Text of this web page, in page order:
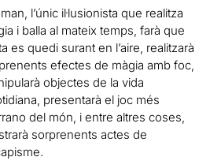
l’únic il·lusionista que realitza
i balla al mateix temps, farà que
es quedi surant en l’aire, realitzarà
efectes de màgia amb foc,
objectes de la vida
presentarà el joc més
del món, i entre altres coses,
sorprenents actes de